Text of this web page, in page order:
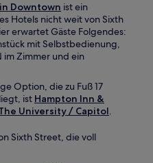
Downtown ist ein
Hotels nicht weit von Sixth
erwartet Gäste Folgendes:
mit Selbstbedienung,
im Zimmer und ein
Option, die zu Fuß 17
ist Hampton Inn &
University / Capitol.
Sixth Street, die voll